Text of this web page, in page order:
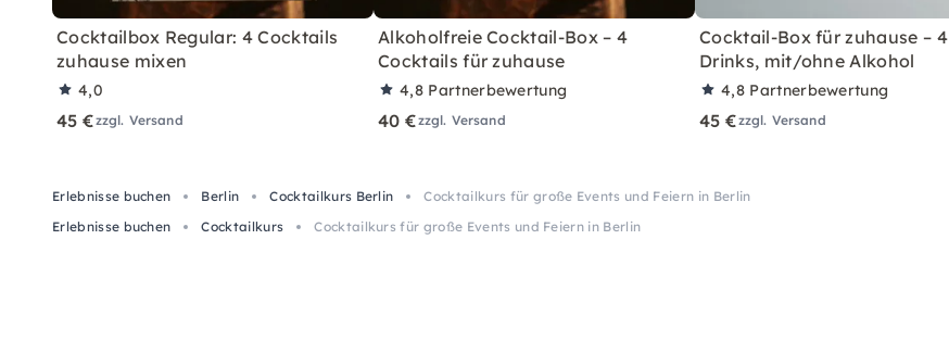
Cocktailbox Regular: 4 Cocktails
zuhause mixen
4,0
45 €zzgl. Versand
Alkoholfreie Cocktail-Box – 4
Cocktails für zuhause
4,8 Partnerbewertung
40 €zzgl. Versand
Cocktail-Box für zuhause – 4
Drinks, mit/ohne Alkohol
4,8 Partnerbewertung
45 €zzgl. Versand
Erlebnisse buchen Berlin Cocktailkurs Berlin
Cocktailkurs für große Events und Feiern in Berlin
Erlebnisse buchen
Cocktailkurs Cocktailkurs für große Events und Feiern in Berlin